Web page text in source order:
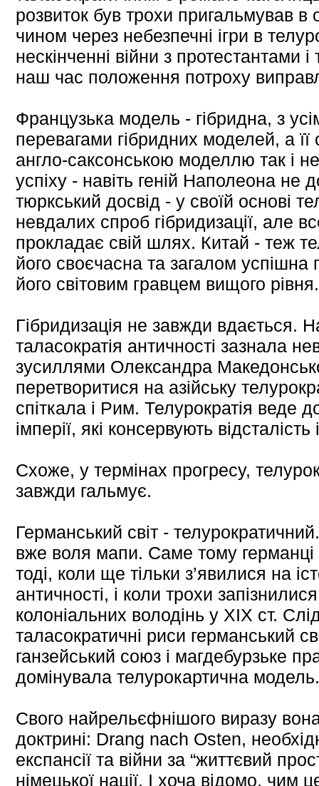
розвиток був трохи пригальмував в
чином через небезпечні ігри в
нескінченні війни з протестантами
наш час положення потроху
Французька модель - гібридна, з
перевагами гібридних моделей, а її
англо-саксонською моделлю так і
успіху - навіть геній Наполеона не
тюркський досвід - у своїй основі
невдалих спроб гібридизації, але
прокладає свій шлях. Китай - теж
його своєчасна та загалом успішна
його світовим гравцем вищого рівня.
Гібридизація не завжди вдається.
таласократія античності зазнала
зусиллями Олександра
перетворитися на азійську
спіткала і Рим. Телурократія веде
імперії, які консервують
Схоже, у термінах прогресу,
завжди гальмує.
Германський світ -
вже воля мапи. Саме тому германці
тоді, коли ще тільки з’явилися на
античності, і коли трохи
колоніальних володінь у ХІХ ст.
таласократичні риси германський
ганзейський союз і магдебурзьке
домінувала телурокартична модель.
Свого найрельєфнішого виразу
доктрині: Drang nach Osten,
експансії тa війни за “життєвий
німецької нації. І хоча відомо, чим